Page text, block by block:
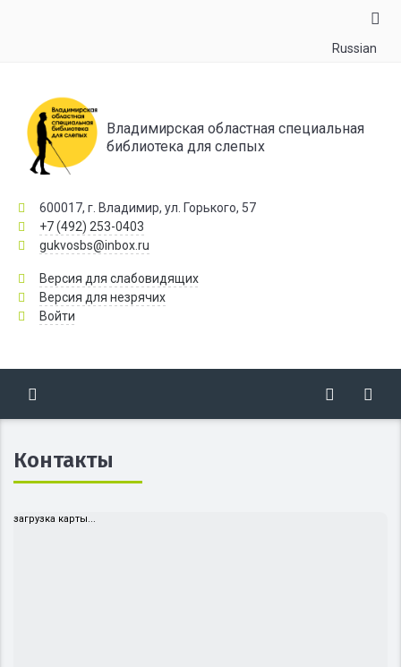
Russian
Владимирская областная специальная
библиотека для слепых
600017, г. Владимир, ул. Горького, 57
+7 (492) 253-0403
gukvosbs@inbox.ru
Версия для слабовидящих
Версия для незрячих
Войти
Контакты
загрузка карты...